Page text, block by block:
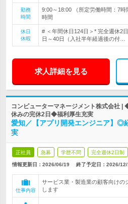
勤務
時間
9:00～18:00 （所定労働時間：7
時間
休日
休暇
# ＜年間休日124日＞* 完全週休2
日～40日（入社半年経過後の付…
求人詳細を見る
コンピューターマネージメント株式会社
休みの完休2日◆福利厚生充実
愛知／【アプリ開発エンジニア】◎
実
正社員 急募 学歴不問 完全週休2日制
情報更新日：2026/06/19 終了予定日： 2026/12/
仕事内容
サービス業・製造業の顧客向けの
します